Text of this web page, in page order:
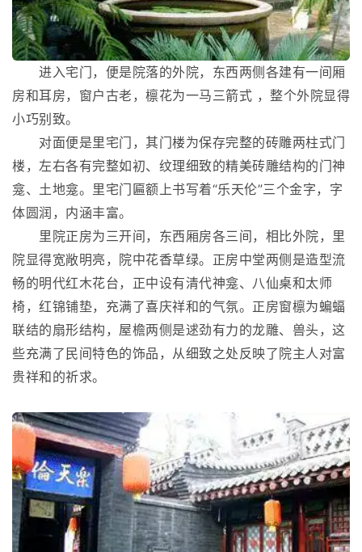
进入宅门，便是院落的外院，东西两侧各建有一间厢
房和耳房，窗户古老，檩花为一马三箭式 ，整个外院显得
小巧别致。
对面便是里宅门，其门楼为保存完整的砖雕两柱式门
楼，左右各有完整如初、纹理细致的精美砖雕结构的门神
龛、土地龛。里宅门匾额上书写着“乐天伦”三个金字，字
体圆润，内涵丰富。
里院正房为三开间，东西厢房各三间，相比外院，里
院显得宽敞明亮，院中花香草绿。正房中堂两侧是造型流
畅的明代红木花台，正中设有清代神龛、八仙桌和太师
椅，红锦铺垫，充满了喜庆祥和的气氛。正房窗檩为蝙蝠
联结的扇形结构，屋檐两侧是逑劲有力的龙雕、兽头，这
些充满了民间特色的饰品，从细致之处反映了院主人对富
贵祥和的祈求。